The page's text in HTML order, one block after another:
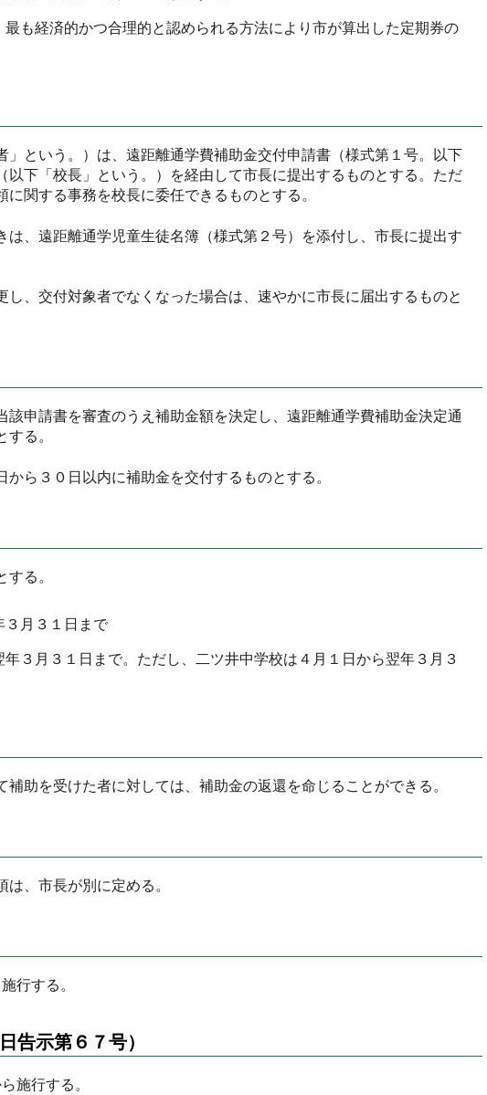
も経済的かつ合理的と認められる方法により市が算出した定期券の
という。）は、遠距離通学費補助金交付申請書（様式第１号。以下
以下「校長」という。）を経由して市長に提出するものとする。ただ
に関する事務を校長に委任できるものとする。
、遠距離通学児童生徒名簿（様式第２号）を添付し、市長に提出す
、交付対象者でなくなった場合は、速やかに市長に届出するものと
申請書を審査のうえ補助金額を決定し、遠距離通学費補助金決定通
る。
ら３０日以内に補助金を交付するものとする。
る。
月３１日まで
月３１日まで。ただし、二ツ井中学校は４月１日から翌年３月３
助を受けた者に対しては、補助金の返還を命じることができる。
、市長が別に定める。
行する。
示第６７号）
施行する。